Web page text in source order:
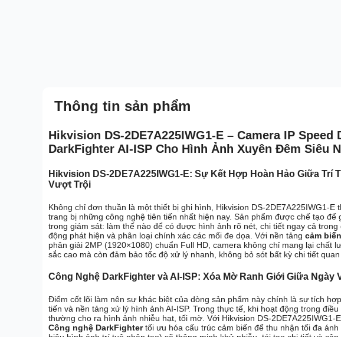
Thông tin sản phẩm
Hikvision DS-2DE7A225IWG1-E – Camera IP Speed
DarkFighter AI-ISP Cho Hình Ảnh Xuyên Đêm Siêu
Hikvision DS-2DE7A225IWG1-E: Sự Kết Hợp Hoàn Hảo Giữa Trí
Vượt Trội
Không chỉ đơn thuần là một thiết bị ghi hình, Hikvision DS-2DE7A225IWG1-E
trang bị những công nghệ tiên tiến nhất hiện nay. Sản phẩm được chế tạo
trong giám sát: làm thế nào để có được hình ảnh rõ nét, chi tiết ngay cả
động phát hiện và phân loại chính xác các mối đe dọa. Với nền tảng cảm
phân giải 2MP (1920×1080) chuẩn Full HD, camera không chỉ mang lại chất
sắc cao mà còn đảm bảo tốc độ xử lý nhanh, không bỏ sót bất kỳ chi tiết
Công Nghệ DarkFighter và AI-ISP: Xóa Mờ Ranh Giới Giữa Ngày
Điểm cốt lõi làm nên sự khác biệt của dòng sản phẩm này chính là sự tích
tiến và nền tảng xử lý hình ảnh AI-ISP. Trong thực tế, khi hoạt động trong
thường cho ra hình ảnh nhiễu hạt, tối mờ. Với Hikvision DS-2DE7A225IWG1-
Công nghệ DarkFightertối ưu hóa cấu trúc cảm biến để thu nhận tối đa ánh